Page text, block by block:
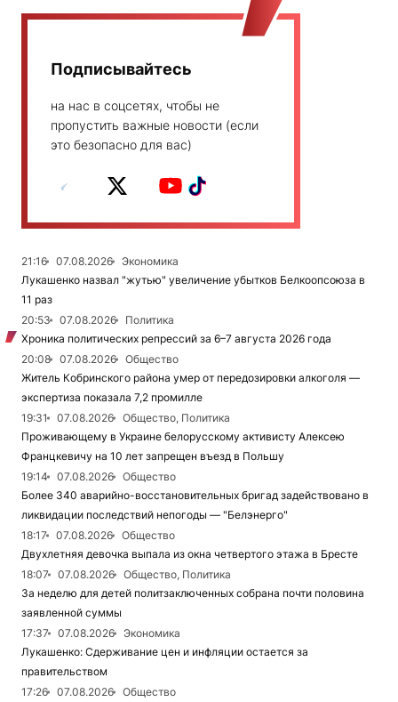
Подписывайтесь
на нас в соцсетях, чтобы не
пропустить важные новости (если
это безопасно для вас)
21:16 07.08.2026
Экономика
Лукашенко назвал "жутью" увеличение убытков Белкоопсоюза в
11 раз
20:53
07.08.2026
Политика
Хроника политических репрессий за 6–7 августа 2026 года
20:08
07.08.2026
Общество
Житель Кобринского района умер от передозировки алкоголя —
экспертиза показала 7,2 промилле
19:31
07.08.2026
Общество, Политика
Проживающему в Украине белорусскому активисту Алексею
Францкевичу на 10 лет запрещен въезд в Польшу
19:14
07.08.2026
Общество
Более 340 аварийно-восстановительных бригад задействовано в
ликвидации последствий непогоды — "Белэнерго"
18:17
07.08.2026
Общество
Двухлетняя девочка выпала из окна четвертого этажа в Бресте
18:07
07.08.2026
Общество, Политика
За неделю для детей политзаключенных собрана почти половина
заявленной суммы
17:37
07.08.2026
Экономика
Лукашенко: Сдерживание цен и инфляции остается за
правительством
17:26
07.08.2026
Общество